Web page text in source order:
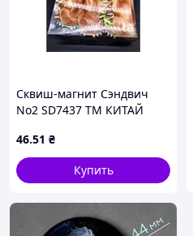
Сквиш-магнит Сэндвич
No2 SD7437 ТМ КИТАЙ
46.51 ₴
Купить